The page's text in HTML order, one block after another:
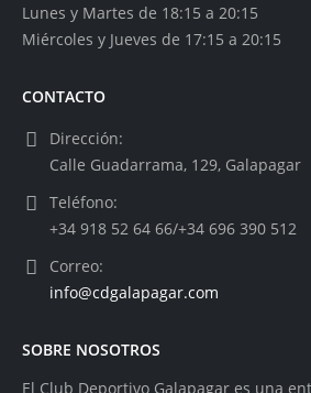
Lunes y Martes de 18:15 a 20:15
Miércoles y Jueves de 17:15 a 20:15
CONTACTO
Dirección:
Calle Guadarrama, 129, Galapagar
Teléfono:
+34 918 52 64 66/+34 696 390 512
Correo:
info@cdgalapagar.com
SOBRE NOSOTROS
El Club Deportivo Galapagar es una